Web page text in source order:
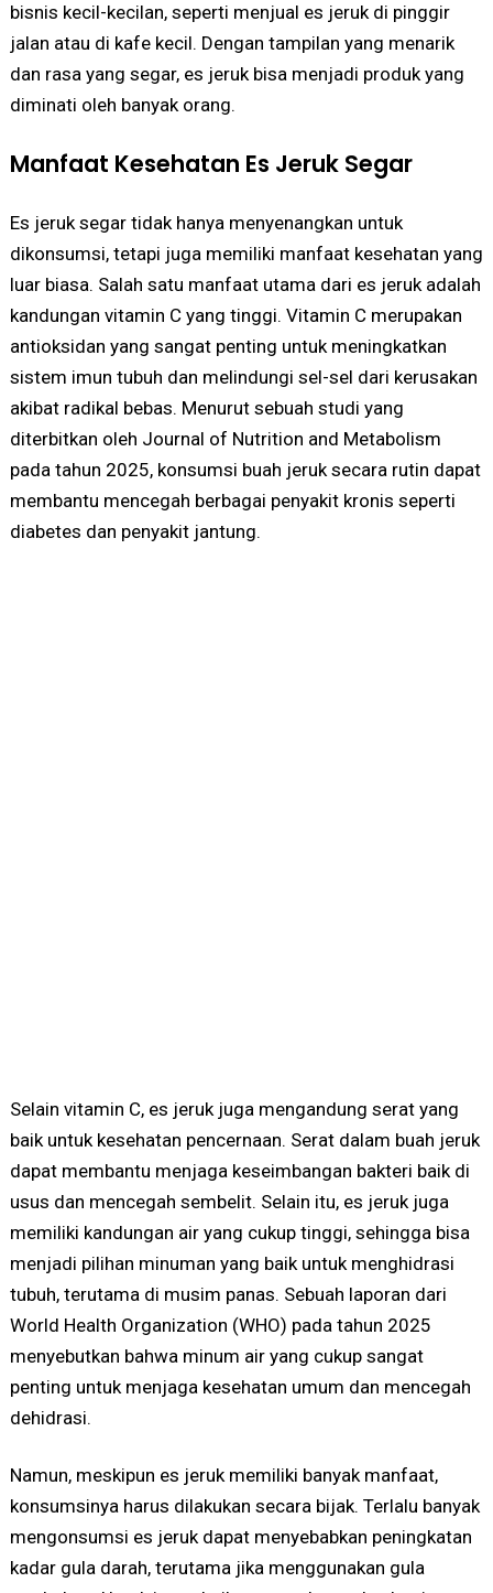
bisnis kecil-kecilan, seperti menjual es jeruk di pinggir
jalan atau di kafe kecil. Dengan tampilan yang menarik
dan rasa yang segar, es jeruk bisa menjadi produk yang
diminati oleh banyak orang.
Manfaat Kesehatan Es Jeruk Segar
Es jeruk segar tidak hanya menyenangkan untuk
dikonsumsi, tetapi juga memiliki manfaat kesehatan yang
luar biasa. Salah satu manfaat utama dari es jeruk adalah
kandungan vitamin C yang tinggi. Vitamin C merupakan
antioksidan yang sangat penting untuk meningkatkan
sistem imun tubuh dan melindungi sel-sel dari kerusakan
akibat radikal bebas. Menurut sebuah studi yang
diterbitkan oleh Journal of Nutrition and Metabolism
pada tahun 2025, konsumsi buah jeruk secara rutin dapat
membantu mencegah berbagai penyakit kronis seperti
diabetes dan penyakit jantung.
Selain vitamin C, es jeruk juga mengandung serat yang
baik untuk kesehatan pencernaan. Serat dalam buah jeruk
dapat membantu menjaga keseimbangan bakteri baik di
usus dan mencegah sembelit. Selain itu, es jeruk juga
memiliki kandungan air yang cukup tinggi, sehingga bisa
menjadi pilihan minuman yang baik untuk menghidrasi
tubuh, terutama di musim panas. Sebuah laporan dari
World Health Organization (WHO) pada tahun 2025
menyebutkan bahwa minum air yang cukup sangat
penting untuk menjaga kesehatan umum dan mencegah
dehidrasi.
Namun, meskipun es jeruk memiliki banyak manfaat,
konsumsinya harus dilakukan secara bijak. Terlalu banyak
mengonsumsi es jeruk dapat menyebabkan peningkatan
kadar gula darah, terutama jika menggunakan gula